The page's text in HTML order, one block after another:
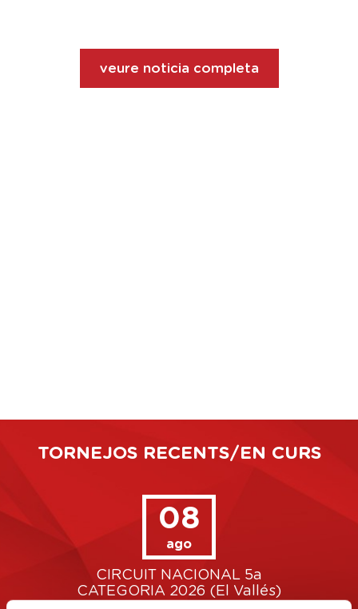
veure noticia completa
TORNEJOS RECENTS/EN CURS
08
ago
CIRCUIT NACIONAL 5a
CATEGORIA 2026 (El Vallés)